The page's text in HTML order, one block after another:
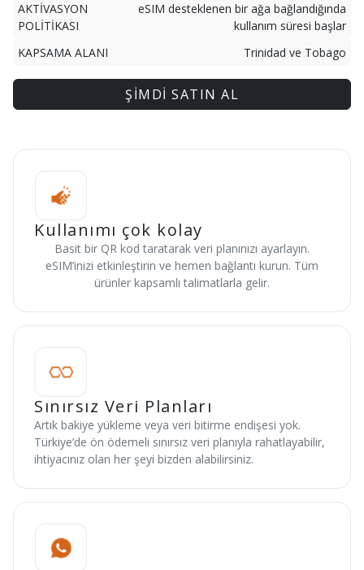
AKTİVASYON
POLİTİKASI
eSIM desteklenen bir ağa bağlandığında
kullanım süresi başlar
KAPSAMA ALANI
Trinidad ve Tobago
ŞİMDİ SATIN AL
Kullanımı çok kolay
Basit bir QR kod taratarak veri planınızı ayarlayın.
eSIM’inizi etkinleştirin ve hemen bağlantı kurun. Tüm
ürünler kapsamlı talimatlarla gelir.
Sınırsız Veri Planları
Artık bakiye yükleme veya veri bitirme endişesi yok.
Türkiye’de ön ödemeli sınırsız veri planıyla rahatlayabilir,
ihtiyacınız olan her şeyi bizden alabilirsiniz.